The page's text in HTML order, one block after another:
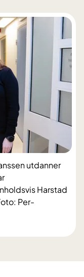
utdanner
Harstad
Per-